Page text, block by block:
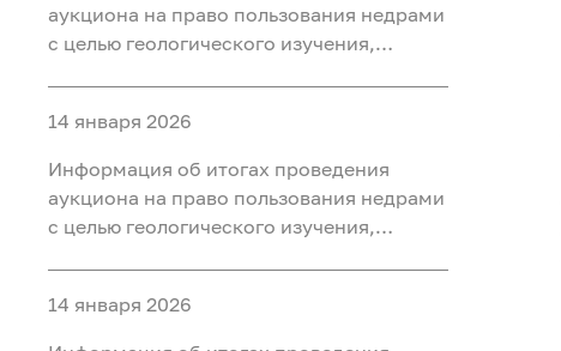
аукциона на право пользования недрами
с целью геологического изучения,
участке недр «Радомский»,
расположенного на территории
Октябрьского района Ханты-
Мансийского автономного округа - Югры
14 января 2026
Информация об итогах проведения
аукциона на право пользования недрами
с целью геологического изучения,
«Сергинский 9», расположенного на
территории Белоярского района Ханты-
14 января 2026